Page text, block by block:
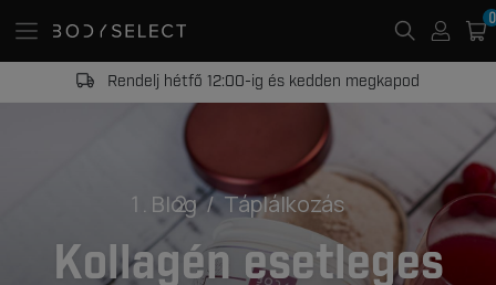
Rendelj hétfő 12:00-ig és kedden megkapod
Blog Táplálkozás
Kollagén esetleges
0